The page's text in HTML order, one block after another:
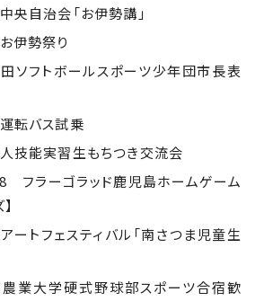
自治会「お伊勢講」
伊勢祭り
フトボールスポーツ少年団市長表
転バス試乗
能実習生もちつき交流会
フラーゴラッド鹿児島ホームゲーム
トフェスティバル「南さつま児童生
業大学硬式野球部スポーツ合宿歓